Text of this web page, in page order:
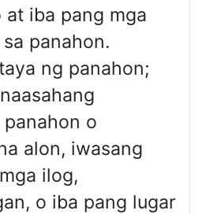
at iba pang mga
panahon.
ng panahon;
panahon o
alon, iwasang
ilog,
o iba pang lugar